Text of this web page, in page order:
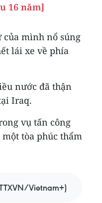
16 năm]
của mình nổ súng
lái xe về phía
nước đã thận
Iraq.
vụ tấn công
tòa phúc thẩm
Vietnam+)